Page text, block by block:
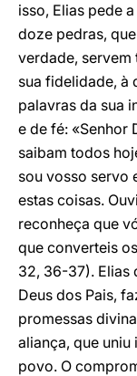
isso, Elias pede
doze pedras,
verdade, servem
sua fidelidade, à
palavras da sua
e de fé: «Senhor
saibam todos
sou vosso servo
estas coisas.
reconheça que
que converteis
32, 36-37). Elias
Deus dos Pais,
promessas
aliança, que uniu
povo. O